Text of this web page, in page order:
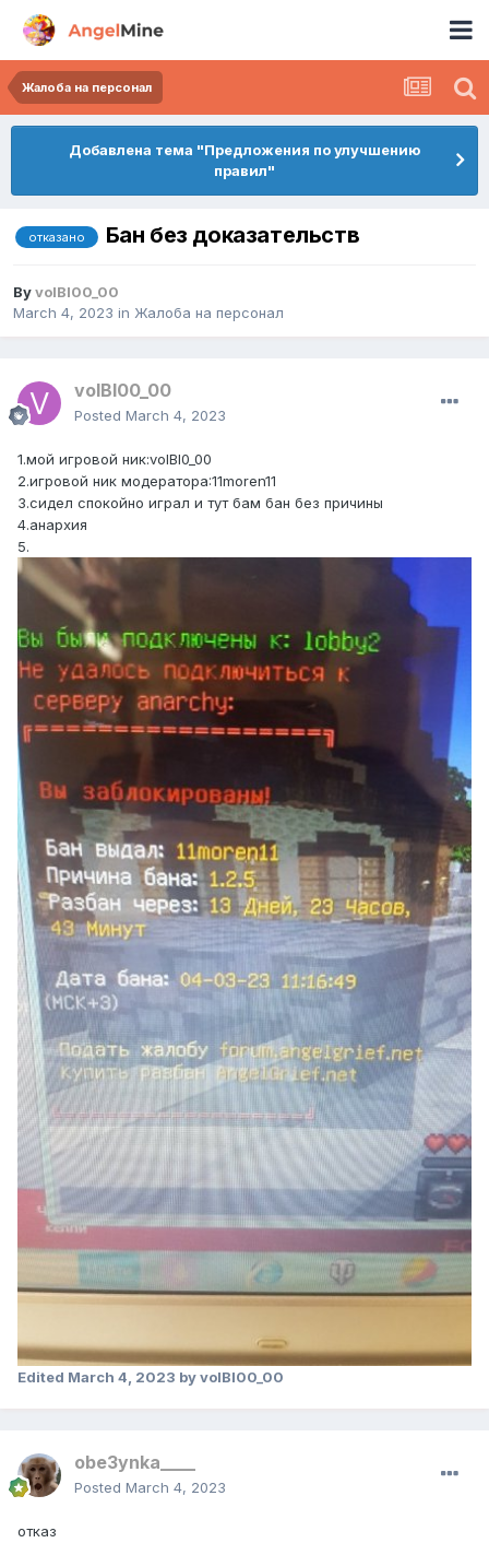
Жалоба на персонал
Добавлена тема "Предложения по улучшению
правил"
отказано Бан без доказательств
ByvolBI00_00
March 4, 2023 in Жалоба на персонал
volBI00_00
Posted March 4, 2023
1.мой игровой ник:volBI0_00
2.игровой ник модератора:11moren11
3.сидел спокойно играл и тут бам бан без причины
4.анархия
5.
Edited March 4, 2023 by volBI00_00
obe3ynka____
Posted March 4, 2023
отказ